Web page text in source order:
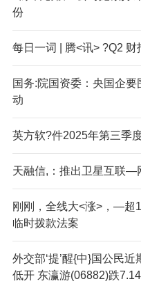
份
每日一词 | 腾<讯> ?Q2
国务:院国资委：央国企
动
英方软?件2025年第三季
天融信,：推出卫星互联—
刚刚，全线大<涨>，—超
临时拨款法案
外交部‘提’醒{中}国公民
低开 东瀛游(06882)跌